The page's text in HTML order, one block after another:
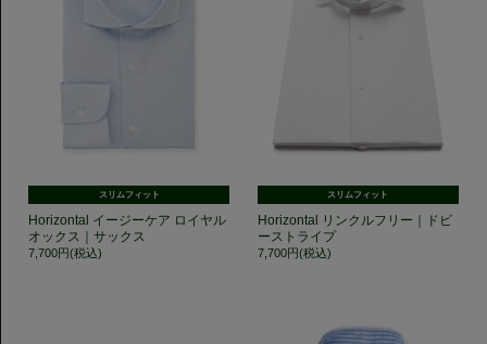
スリムフィット
Horizontal イージーケア ロイヤル
オックス｜サックス
7,700円(税込)
スリムフィット
Horizontal リンクルフリー｜ドビ
ーストライプ
7,700円(税込)